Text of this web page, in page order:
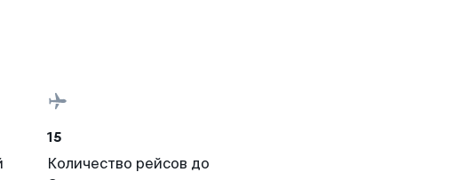
15
Количество рейсов до